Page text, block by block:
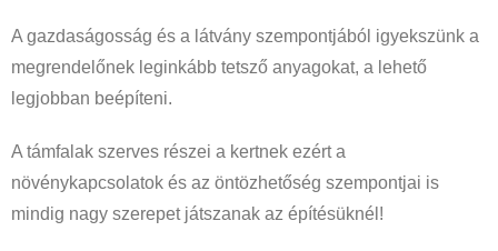
A gazdaságosság és a látvány szempontjából igyekszünk a
megrendelőnek leginkább tetsző anyagokat, a lehető
legjobban beépíteni.
A támfalak szerves részei a kertnek ezért a
növénykapcsolatok és az öntözhetőség szempontjai is
mindig nagy szerepet játszanak az építésüknél!